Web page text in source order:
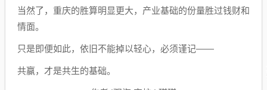
当然了，重庆的胜算明显更大，产业基础的份量胜过钱财和
情面。
只是即便如此，依旧不能掉以轻心，必须谨记——
共赢，才是共生的基础。